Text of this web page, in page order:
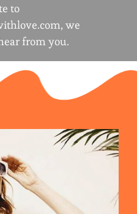
to
, we
from you.